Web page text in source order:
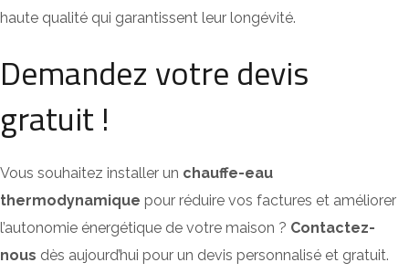
haute qualité qui garantissent leur longévité.
Demandez votre devis
gratuit !
Vous souhaitez installer un chauffe-eau
thermodynamique pour réduire vos factures et améliorer
l’autonomie énergétique de votre maison ? Contactez-
nous dès aujourd’hui pour un devis personnalisé et gratuit.